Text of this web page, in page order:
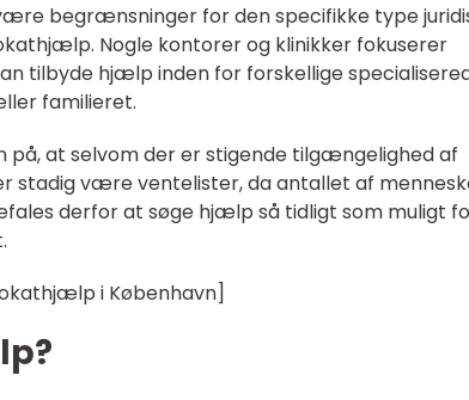
begrænsninger for den specifikke type
Nogle kontorer og klinikker fokuserer
tilbyde hjælp inden for forskellige
familieret.
at selvom der er stigende tilgængelighed af
stadig være ventelister, da antallet af
derfor at søge hjælp så tidligt som muligt
i København]